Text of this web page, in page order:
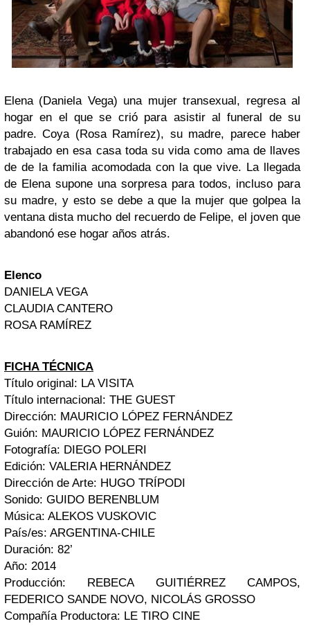
Elena (Daniela Vega) una mujer transexual, regresa al
hogar en el que se crió para asistir al funeral de su
padre. Coya (Rosa Ramírez), su madre, parece haber
trabajado en esa casa toda su vida como ama de llaves
de de la familia acomodada con la que vive. La llegada
de Elena supone una sorpresa para todos, incluso para
su madre, y esto se debe a que la mujer que golpea la
ventana dista mucho del recuerdo de Felipe, el joven que
abandonó ese hogar años atrás.
Elenco
DANIELA VEGA
CLAUDIA CANTERO
ROSA RAMÍREZ
FICHA TÉCNICA
Título original: LA VISITA
Título internacional: THE GUEST
Dirección: MAURICIO LÓPEZ FERNÁNDEZ
Guión: MAURICIO LÓPEZ FERNÁNDEZ
Fotografía: DIEGO POLERI
Edición: VALERIA HERNÁNDEZ
Dirección de Arte: HUGO TRÍPODI
Sonido: GUIDO BERENBLUM
Música: ALEKOS VUSKOVIC
País/es: ARGENTINA-CHILE
Duración: 82’
Año: 2014
Producción: REBECA GUITIÉRREZ CAMPOS,
FEDERICO SANDE NOVO, NICOLÁS GROSSO
Compañía Productora: LE TIRO CINE